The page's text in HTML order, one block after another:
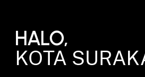
HALO,
KOTA